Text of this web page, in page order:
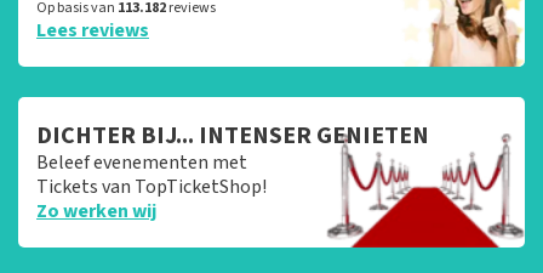
Op basis van 113.182reviews
Lees reviews
DICHTER BIJ... INTENSER GENIETEN
Beleef evenementen met
Tickets van TopTicketShop!
Zo werken wij